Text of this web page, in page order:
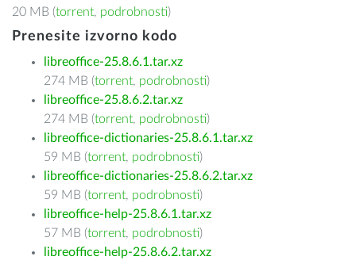
20 MB (torrent, podrobnosti)
Prenesite izvorno kodo
libreoffice-25.8.6.1.tar.xz
274 MB (torrent, podrobnosti)
libreoffice-25.8.6.2.tar.xz
274 MB (torrent, podrobnosti)
libreoffice-dictionaries-25.8.6.1.tar.xz
59 MB (torrent, podrobnosti)
libreoffice-dictionaries-25.8.6.2.tar.xz
59 MB (torrent, podrobnosti)
libreoffice-help-25.8.6.1.tar.xz
57 MB (torrent, podrobnosti)
libreoffice-help-25.8.6.2.tar.xz